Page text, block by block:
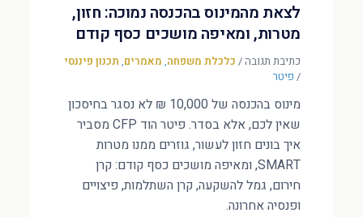
לצאת מהמינוס בהכנסה נמוכה: חזון,
מטרות, ומאיפה מושכים כסף קודם
כתיבת תגובה/ כלכלת משפחה, מאמרים, תכנון פיננסי
/ פיטר
מינוס בהכנסה של 10,000 ₪ לא נסגר בחיסכון
שאין לכם, אלא בסדר. פיטר הוד CFP מסביר
איך בונים חזון לעשור, גוזרים ממנו מטרות
SMART, ומאיפה מושכים כסף קודם: קרן
חירום, גמל להשקעה, קרן השתלמות, פיצויים
ופנסיה אחרונה.